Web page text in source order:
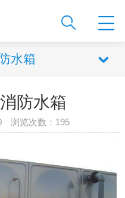
水箱
防水箱
浏览次数： 195